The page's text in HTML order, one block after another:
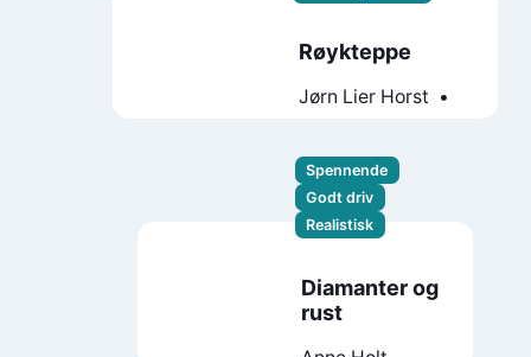
Røykteppe
Jørn Lier Horst
Spennende
Godt driv
Realistisk
Diamanter og
rust